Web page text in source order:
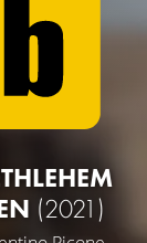
(2021)